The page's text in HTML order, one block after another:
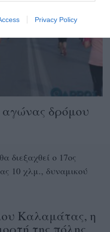
Privacy Policy
αγώνας δρόμου
διεξαχθεί ο 17ος
10 χλμ., δυναμικού
Καλαμάτας, η
της πόλης,